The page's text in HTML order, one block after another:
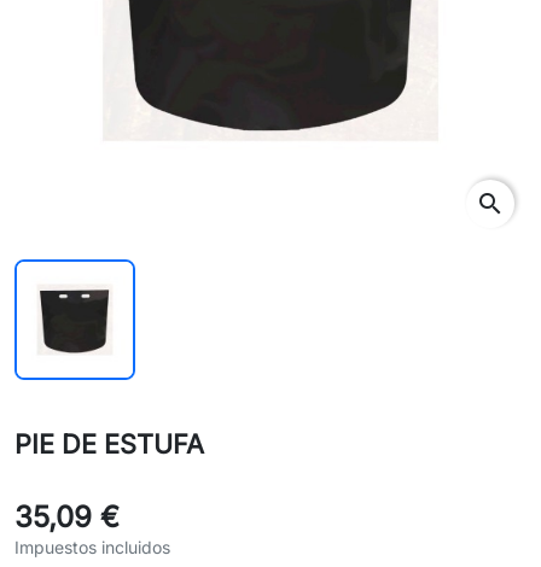
search
PIE DE ESTUFA
35,09 €
Impuestos incluidos